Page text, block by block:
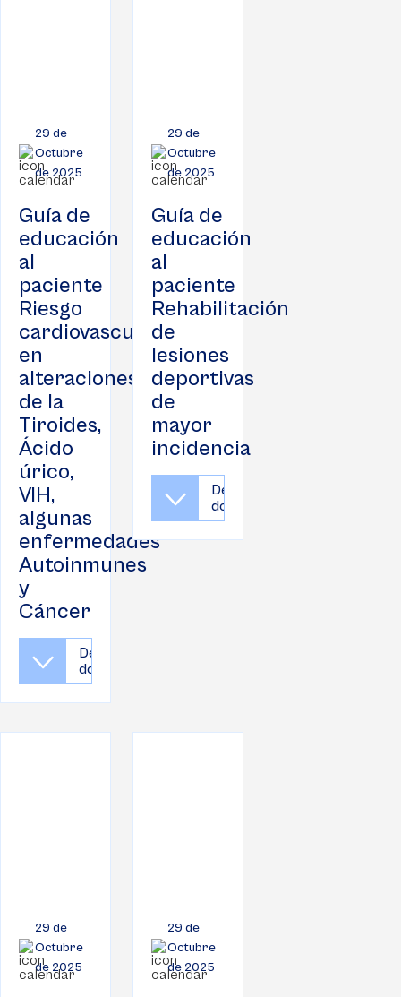
29 de
Octubre
de 2025
Guía de
educación
al
paciente
Riesgo
cardiovascular
en
alteraciones
de la
Tiroides,
Ácido
úrico,
VIH,
algunas
enfermedades
Autoinmunes
y
Cáncer
Descargar
documento
29 de
Octubre
de 2025
Guía de
educación
al
paciente
Rehabilitación
de
lesiones
deportivas
de
mayor
incidencia
Descargar
documento
29 de
Octubre
de 2025
29 de
Octubre
de 2025